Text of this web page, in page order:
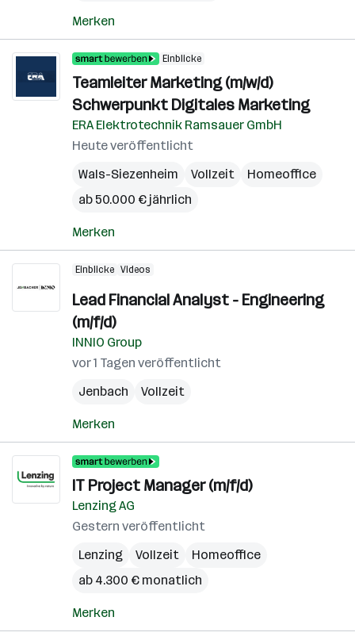
Merken
Einblicke
Teamleiter Marketing (m/w/d)
Schwerpunkt Digitales Marketing
ERA Elektrotechnik Ramsauer GmbH
Heute veröffentlicht
Wals-Siezenheim
Vollzeit
Homeoffice
ab 50.000 € jährlich
Merken
Einblicke Videos
Lead Financial Analyst - Engineering
(m/f/d)
INNIO Group
vor 1 Tagen veröffentlicht
Jenbach
Vollzeit
Merken
IT Project Manager (m/f/d)
Lenzing AG
Gestern veröffentlicht
Lenzing
Vollzeit
Homeoffice
ab 4.300 € monatlich
Merken